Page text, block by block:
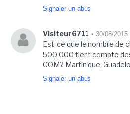
Signaler un abus
Visiteur6711 • 30/08/2015
Est-ce que le nombre de
500 000 tient compte
COM? Martinique,
Signaler un abus